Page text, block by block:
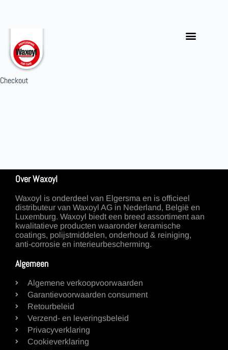
Checkout
Over Waxoyl
Waxoyl is onderdeel van Elgersma en is officieel
distributeur van Waxoyl AG in Nederland, België en
Luxemburg. Waxoyl biedt een breed assortiment aan
kwalitatieve producten waaronder keramische
coatings, polijstmiddelen, onderhoud & reiniging,
anti-corrosie en interieurbescherming.
Algemeen
Algemene verkoopvoorwaarden
Garantievoorwaarden consument
Retourbeleid
Verzend- en leveringsbeleid
Privacyverklaring
Cookieverklaring